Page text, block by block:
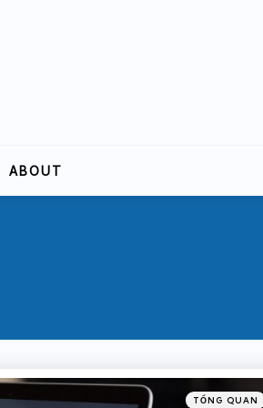
ABOUT
Categories
Posted
TỔNG QUAN